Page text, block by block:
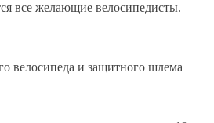
все желающие велосипедисты.
велосипеда и защитного шлема